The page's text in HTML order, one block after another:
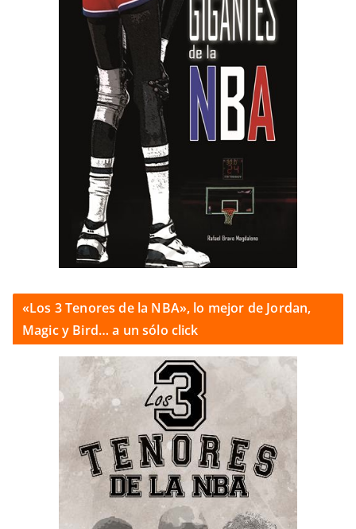
«Los 3 Tenores de la NBA», lo mejor de Jordan,
Magic y Bird… a un sólo click